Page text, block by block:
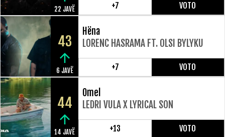
22 JAVË +7 VOTO
43
6 JAVË
Hëna
LORENC HASRAMA FT. OLSI BYLYKU
+7 VOTO
44
14 JAVË
Omel
LEDRI VULA X LYRICAL SON
+13 VOTO